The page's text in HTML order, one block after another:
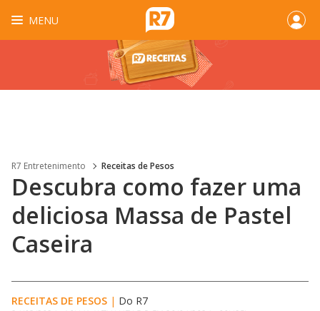
MENU
R7 Entretenimento Receitas de Pesos
Descubra como fazer uma
deliciosa Massa de Pastel
Caseira
RECEITAS DE PESOS | Do R7